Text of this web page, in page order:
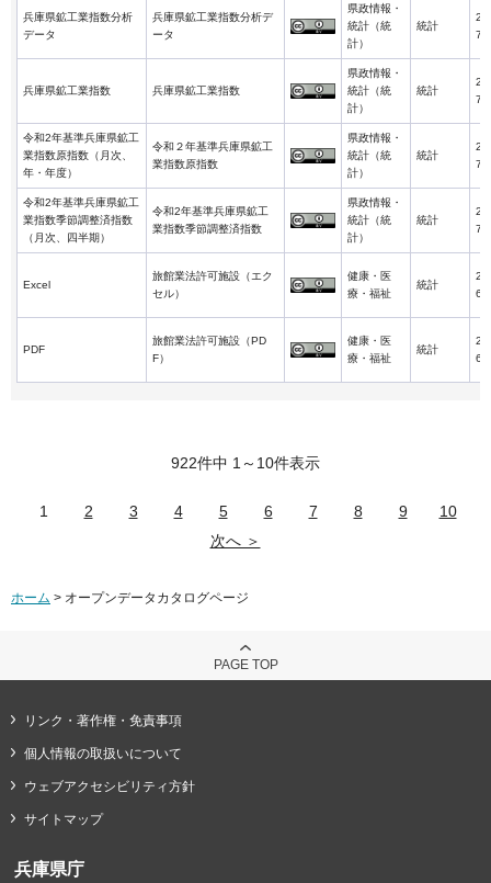
兵庫県鉱工業指数分析
データ
兵庫県鉱工業指数分析デ
ータ
県政情報・
統計（統
計）
統計
7-
兵庫県鉱工業指数 兵庫県鉱工業指数
県政情報・
統計（統
計）
統計
7-
令和2年基準兵庫県鉱工
業指数原指数（月次、
年・年度）
令和２年基準兵庫県鉱工
業指数原指数
県政情報・
統計（統
計）
統計
7-
令和2年基準兵庫県鉱工
業指数季節調整済指数
（月次、四半期）
令和2年基準兵庫県鉱工
業指数季節調整済指数
県政情報・
統計（統
計）
統計
7-
Excel
旅館業法許可施設（エク
セル）
健康・医
療・福祉
統計
6-
PDF
旅館業法許可施設（PD
F）
健康・医
療・福祉
統計
6-
922件中 1～10件表示
1 2 3 4 5 6 7 8 9
10
次へ ＞
ホーム > オープンデータカタログページ
PAGE TOP
リンク・著作権・免責事項
個人情報の取扱いについて
ウェブアクセシビリティ方針
サイトマップ
兵庫県庁